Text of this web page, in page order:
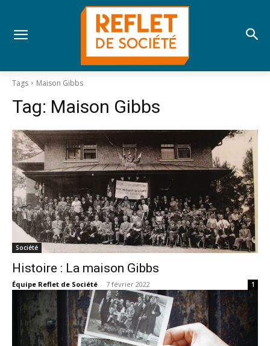
Tags Maison Gibbs
Tag: Maison Gibbs
Société
Histoire : La maison Gibbs
Équipe Reflet de Société - 7 février 2022 1